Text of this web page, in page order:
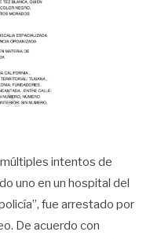
intentos de
uno en un hospital del
fue arrestado por
De acuerdo con